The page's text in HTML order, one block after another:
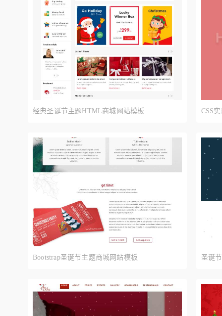
经典圣诞节主题HTML商城网站模板 CSS
Bootstrap圣诞节主题商城网站模板 圣诞